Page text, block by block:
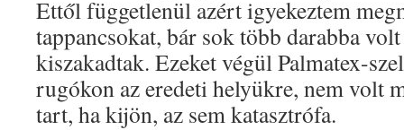
Ettől függetlenül azért igyekeztem
tappancsokat, bár sok több darabba
kiszakadtak. Ezeket végül Palmatex-
rugókon az eredeti helyükre, nem volt
tart, ha kijön, az sem katasztrófa.